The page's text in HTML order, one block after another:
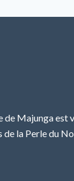
de Majunga
la Perle du